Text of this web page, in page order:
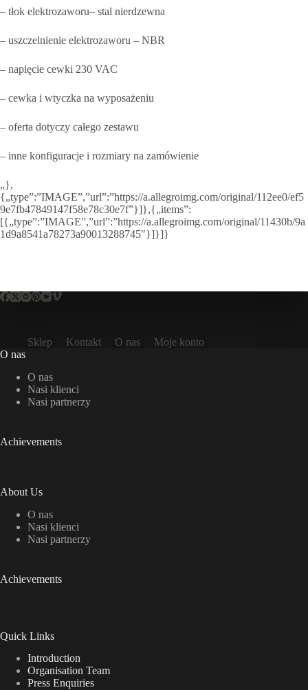
– tłok elektrozaworu– stal nierdzewna
– uszczelnienie elektrozaworu – NBR
– napięcie cewki 230 VAC
– cewka i wtyczka na wyposażeniu
– oferta dotyczy całego zestawu
– inne konfiguracje i rozmiary na zamówienie
„},
{„type”:”IMAGE”,”url”:”https://a.allegroimg.com/original/112ee0/ef5
9e7fb47849147f58e78c30e7f”}]},{„items”:
[{„type”:”IMAGE”,”url”:”https://a.allegroimg.com/original/11430b/9a
1d9a8541a78273a90013288745″}]}]}
Sklep Kontakt O nas
Moje konto
O nas
O nas
Nasi klienci
Nasi partnerzy
Achievements
About Us
O nas
Nasi klienci
Nasi partnerzy
Achievements
Quick Links
Introduction
Organisation Team
Press Enquiries